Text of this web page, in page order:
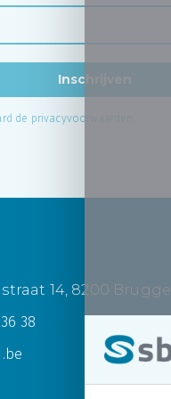
Inschrijven
de privacyvoorwaarden
14, 8200 Brugge
38